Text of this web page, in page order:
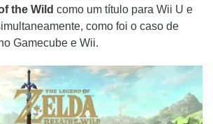
the Wild como um título para Wii U e
como foi o caso de
Gamecube e Wii.